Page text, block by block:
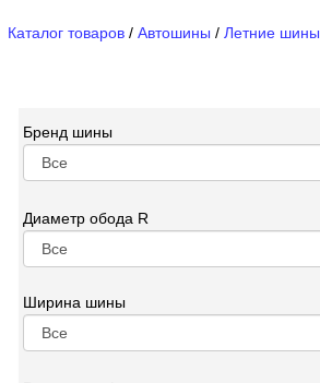
Каталог товаров / Автошины / Летние шины
Бренд шины
Диаметр обода R
Ширина шины